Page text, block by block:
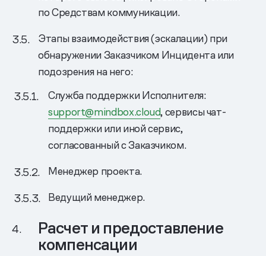
по Средствам коммуникации.
Этапы взаимодействия (эскалации) при
обнаружении Заказчиком Инцидента или
подозрения на него:
Служба поддержки Исполнителя:
support@mindbox.cloud, сервисы чат-
поддержки или иной сервис,
согласованный с Заказчиком.
Менеджер проекта.
Ведущий менеджер.
Расчет и предоставление
компенсации